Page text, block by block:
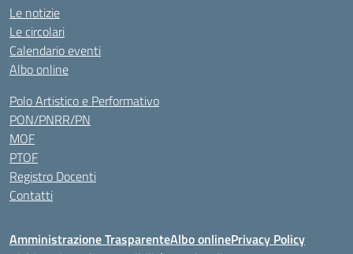
Le notizie
Le circolari
Calendario eventi
Albo online
Polo Artistico e Performativo
PON/PNRR/PN
MOF
PTOF
Registro Docenti
Contatti
Amministrazione TrasparenteAlbo onlinePrivacy Policy